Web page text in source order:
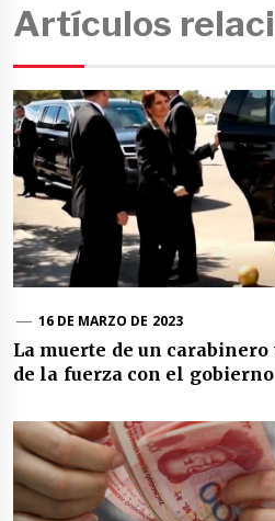
Artículos
16 DE MARZO DE 2023
La muerte de un
de la fuerza con el gobierno